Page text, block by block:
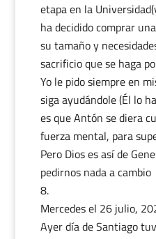
etapa en la
ha decidido comprar
su tamaño y
sacrificio que se haga
Yo le pido siempre en
siga ayudándole (Él lo
es que Antón se diera
fuerza mental, para
Pero Dios es así de
pedirnos nada a cambio
Mercedesel 26 julio,
Ayer día de Santiago